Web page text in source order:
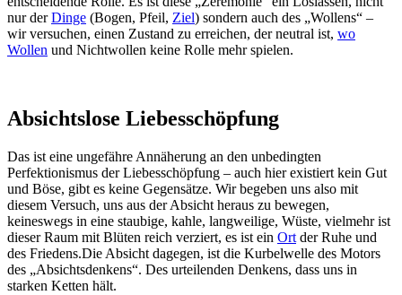
nur derDinge (Bogen, Pfeil, Ziel) sondern auch des „Wollens“ –
wir versuchen, einen Zustand zu erreichen, der neutral ist, wo
Wollen und Nichtwollen keine Rolle mehr spielen.
Absichtslose Liebesschöpfung
Das ist eine ungefähre Annäherung an den unbedingten
Perfektionismus der Liebesschöpfung – auch hier existiert kein Gut
und Böse, gibt es keine Gegensätze. Wir begeben uns also mit
diesem Versuch, uns aus der Absicht heraus zu bewegen,
keineswegs in eine staubige, kahle, langweilige, Wüste, vielmehr ist
dieser Raum mit Blüten reich verziert, es ist ein Ort der Ruhe und
des Friedens.Die Absicht dagegen, ist die Kurbelwelle des Motors
des „Absichtsdenkens“. Des urteilenden Denkens, dass uns in
starken Ketten hält.